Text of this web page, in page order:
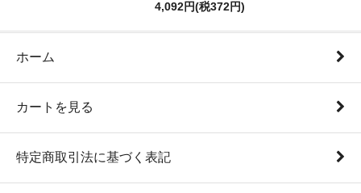
4,092円(税372円)
ホーム
カートを見る
特定商取引法に基づく表記